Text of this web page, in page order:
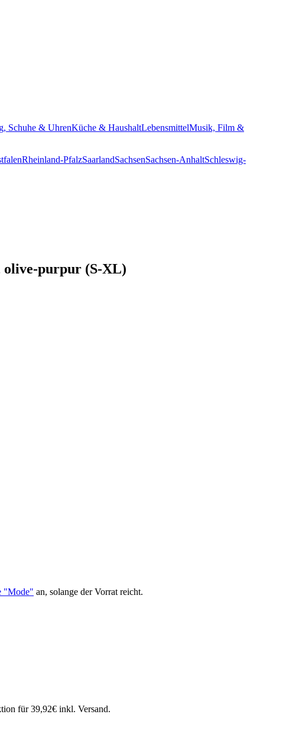
Schuhe & UhrenKüche & HaushaltLebensmittelMusik, Film &
Rheinland-PfalzSaarlandSachsenSachsen-AnhaltSchleswig-
olive-purpur (S-XL)
"Mode" an, solange der Vorrat reicht.
für 39,92€ inkl. Versand.